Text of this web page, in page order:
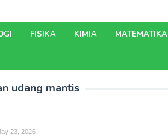
FISIKA KIMIA MATEMATIKA
udang mantis
23, 2026